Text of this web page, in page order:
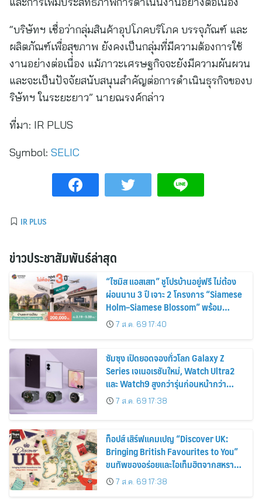
“บริษัทฯ เชื่อว่ากลุ่มสินค้าอุปโภคบริโภค บรรจุภัณฑ์ และ
ผลิตภัณฑ์เพื่อสุขภาพ ยังคงเป็นกลุ่มที่มีความต้องการใช้
งานอย่างต่อเนื่อง แม้ภาวะเศรษฐกิจจะยังมีความผันผวน
และจะเป็นปัจจัยสนับสนุนสำคัญต่อการดำเนินธุรกิจของบ
ริษัทฯ ในระยะยาว” นายณรงค์กล่าว
ที่มา: IR PLUS
Symbol: SELIC
IR PLUS
ข่าวประชาสัมพันธ์ล่าสุด
“ไซมิส แอสเสท” ชูโปรบ้านอยู่ฟรี ไม่ต้อง
ผ่อนนาน 3 ปี เจาะ 2 โครงการ “Siamese
Holm–Siamese Blossom” พร้อม
ส่วนลดและสิทธิพิเศษถึง 31 สิงหาคม
2569
7 ส.ค. 69 17:40
ซัมซุง เปิดยอดจองทั่วโลก Galaxy Z
Series เจเนอเรชันใหม่, Watch Ultra2
และ Watch9 สูงกว่ารุ่นก่อนหน้ากว่า
30%7 ส.ค. 69 17:38
ท็อปส์ เสิร์ฟแคมเปญ “Discover UK:
Bringing British Favourites to You”
ขนทัพของอร่อยและไอเท็มฮิตจากสหราช
อาณาจักร ส่งตรงถึงมือตั้งแต่วันนี้ – 18
สิงหาคมนี้
7 ส.ค. 69 17:38